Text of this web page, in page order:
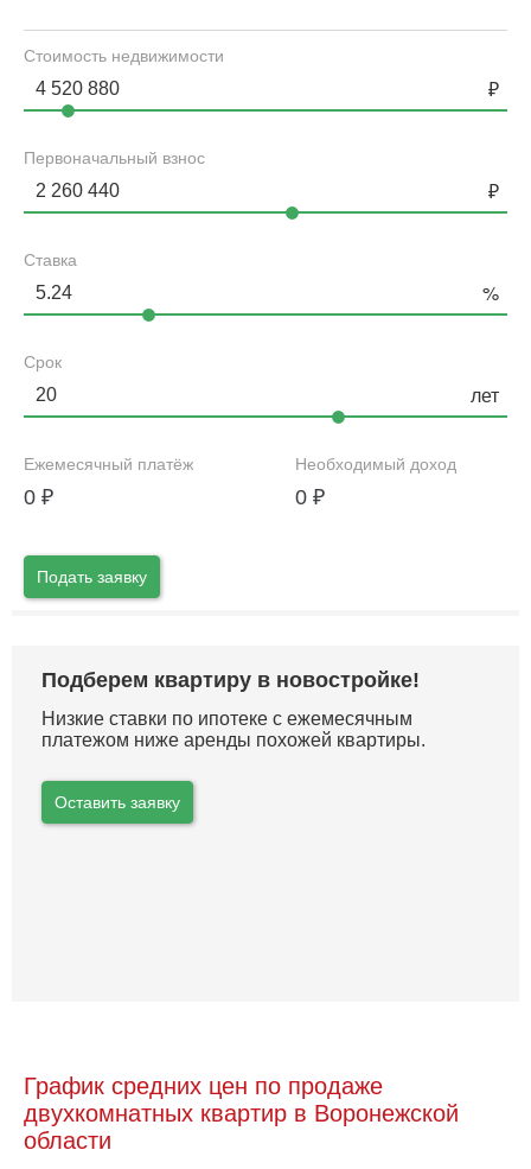
Стоимость недвижимости
Первоначальный взнос
Ставка
Срок
Ежемесячный платёж
0 ₽
Необходимый доход
0 ₽
Подать заявку
Подберем квартиру в новостройке!
Низкие ставки по ипотеке с ежемесячным
платежом ниже аренды похожей квартиры.
Оставить заявку
График средних цен по продаже
двухкомнатных квартир в Воронежской
области